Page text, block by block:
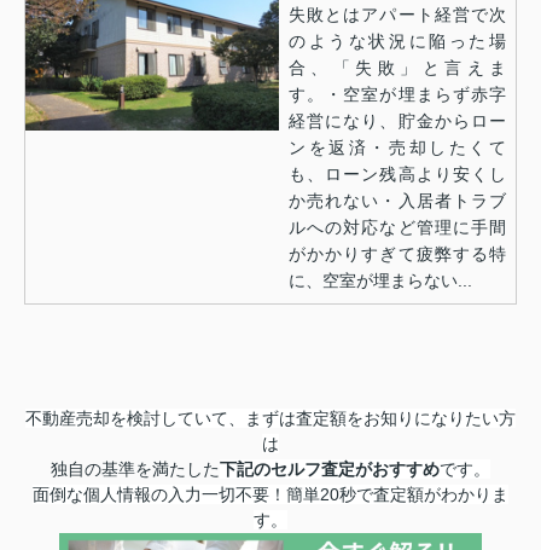
失敗とはアパート経営で次
のような状況に陥った場
合、「失敗」と言えま
す。・空室が埋まらず赤字
経営になり、貯金からロー
ンを返済・売却したくて
も、ローン残高より安くし
か売れない・入居者トラブ
ルへの対応など管理に手間
がかかりすぎて疲弊する特
に、空室が埋まらない...
不動産売却を検討していて、まずは査定額をお知りになりたい方
は
独自の基準を満たした下記のセルフ査定がおすすめです。
面倒な個人情報の入力一切不要！簡単20秒で査定額がわかりま
す。